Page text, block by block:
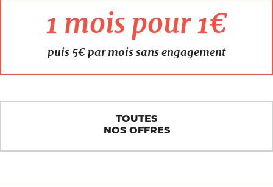
1 mois pour 1€
puis 5€ par mois sans engagement
TOUTES
NOS OFFRES